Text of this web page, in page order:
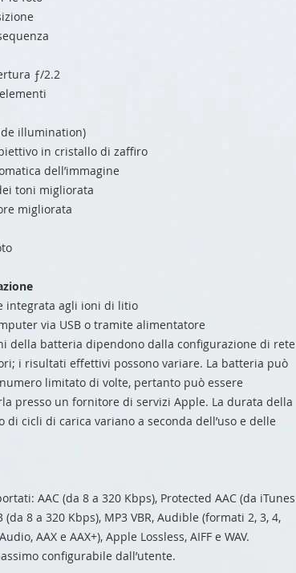
ƒ/2.2
illumination)
in cristallo di zaffiro
dell’immagine
toni migliorata
migliorata
integrata agli ioni di litio
via USB o tramite alimentatore
della batteria dipendono dalla configurazione di rete
i risultati effettivi possono variare. La batteria può
limitato di volte, pertanto può essere
presso un fornitore di servizi Apple. La durata della
cicli di carica variano a seconda dell’uso e delle
AAC (da 8 a 320 Kbps), Protected AAC (da iTunes
(da 8 a 320 Kbps), MP3 VBR, Audible (formati 2, 3, 4,
AAX e AAX+), Apple Lossless, AIFF e WAV.
configurabile dall’utente.